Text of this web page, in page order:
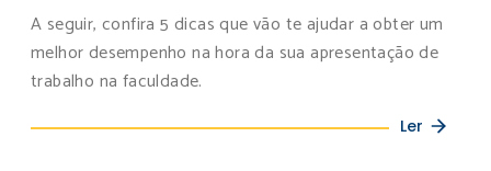
A seguir, confira 5 dicas que vão te ajudar a obter um
melhor desempenho na hora da sua apresentação de
trabalho na faculdade.
Ler